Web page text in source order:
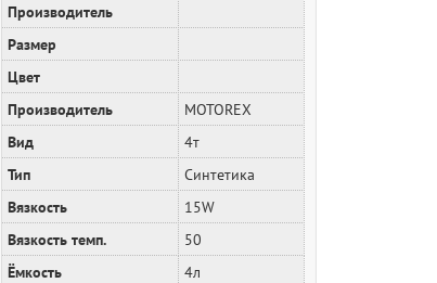
Производитель
Размер
Цвет
Производитель
MOTOREX
Вид
4т
Тип
Синтетика
Вязкость
15W
Вязкость темп.
50
Ёмкость
4л